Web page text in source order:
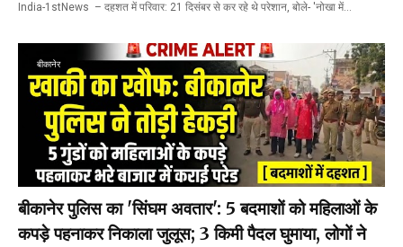
India-1stNews ​ – दहशत में परिवार: 21 दिसंबर से कर रहे थे परेशान, बोले- 'नोखा में…
बीकानेर
बीकानेर पुलिस का 'सिंघम अवतार': 5 बदमाशों को महिलाओं के
कपड़े पहनाकर निकाला जुलूस; 3 किमी पैदल घुमाया, लोगों ने